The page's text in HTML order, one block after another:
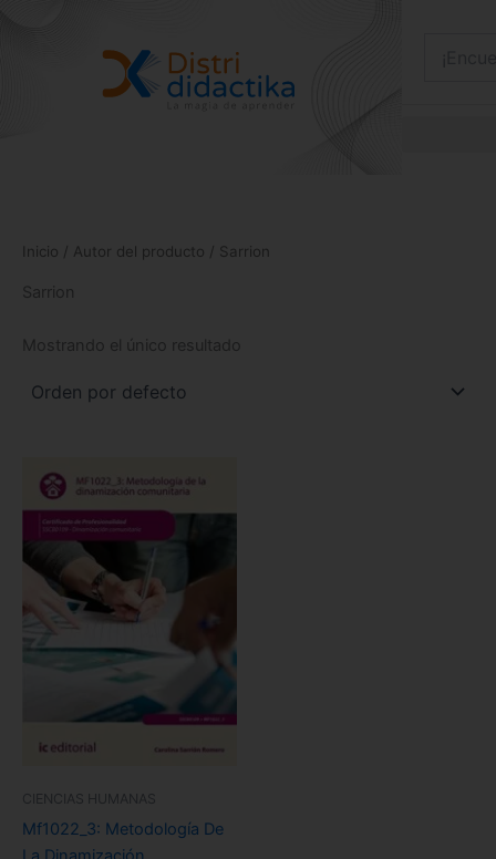
Inicio / Autor del producto / Sarrion
Sarrion
Mostrando el único resultado
CIENCIAS HUMANAS
Mf1022_3: Metodología De